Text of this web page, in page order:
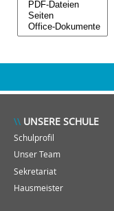
UNSERE SCHULE
Schulprofil
Unser Team
Sekretariat
Hausmeister